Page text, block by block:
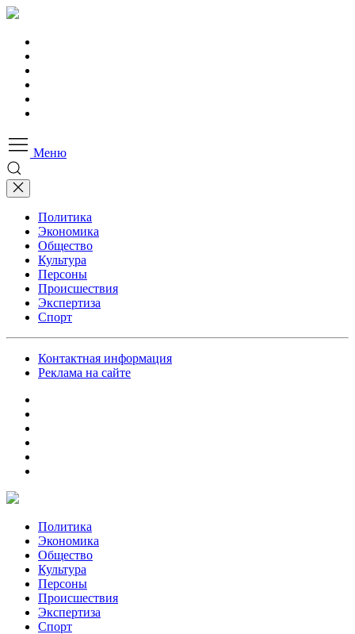
Меню
Политика
Экономика
Общество
Культура
Персоны
Происшествия
Экспертиза
Спорт
Контактная информация
Реклама на сайте
Политика
Экономика
Общество
Культура
Персоны
Происшествия
Экспертиза
Спорт